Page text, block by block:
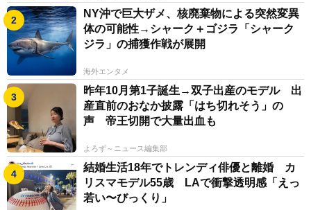
NY沖で巨大ザメ、核廃棄物による突然変異
体の可能性→シャーク＋ゴジラ「シャーク
ジラ」の捕獲作戦が展開
海外エンタメ
昨年10月第1子誕生→双子出産のモデル 出
産直前のおなか披露「はち切れそう」の
声 帝王切開で大量出血も
よろず～ニュース編集部
結婚生活18年でトレンディ俳優と離婚 カ
リスマモデル55歳 LAで衝撃透明感「えっ
若い〜びっくり」